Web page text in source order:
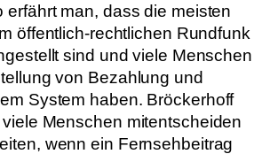
erfährt man, dass die meisten
öffentlich-rechtlichen Rundfunk
sind und viele Menschen
von Bezahlung und
System haben. Bröckerhoff
Menschen mitentscheiden
wenn ein Fernsehbeitrag